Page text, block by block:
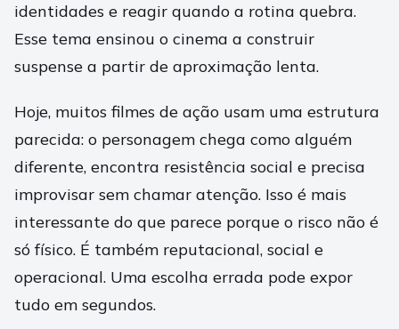
identidades e reagir quando a rotina quebra.
Esse tema ensinou o cinema a construir
suspense a partir de aproximação lenta.
Hoje, muitos filmes de ação usam uma estrutura
parecida: o personagem chega como alguém
diferente, encontra resistência social e precisa
improvisar sem chamar atenção. Isso é mais
interessante do que parece porque o risco não é
só físico. É também reputacional, social e
operacional. Uma escolha errada pode expor
tudo em segundos.